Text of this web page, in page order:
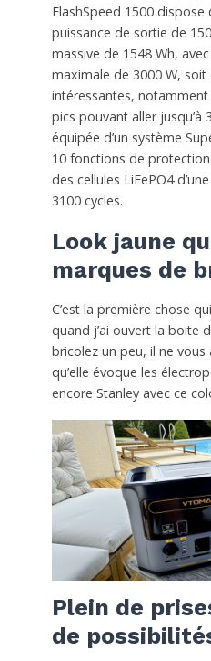
FlashSpeed ​​​​1500 dispose
puissance de sortie de
massive de 1548 Wh,
maximale de 3000 W,
intéressantes,
pics pouvant aller jusqu’à
équipée d’un système
10 fonctions de
des cellules LiFePO4
3100 cycles.
Look jaune
marques de
C’est la première chose
quand j’ai ouvert la boite
bricolez un peu, il ne vous
qu’elle évoque les
encore Stanley avec ce
Plein de
de